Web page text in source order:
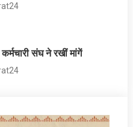
संघ ने रखीं मांगें